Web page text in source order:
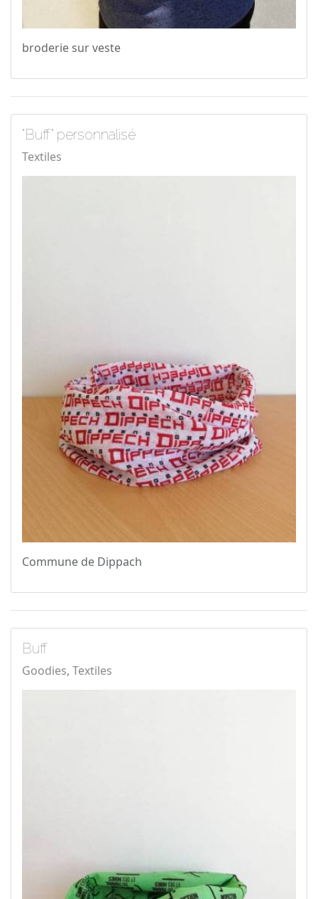
broderie sur veste
"Buff" personnalisé
Textiles
Commune de Dippach
Buff
Goodies Textiles